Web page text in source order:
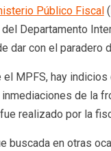
Público Fiscal
Departamento
dar con el paradero
MPFS, hay
de la
realizado por la
buscada en otras